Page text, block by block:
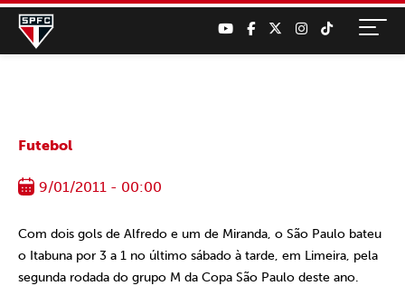
Futebol
9/01/2011 - 00:00
Com dois gols de Alfredo e um de Miranda, o São Paulo bateu
o Itabuna por 3 a 1 no último sábado à tarde, em Limeira, pela
segunda rodada do grupo M da Copa São Paulo deste ano.